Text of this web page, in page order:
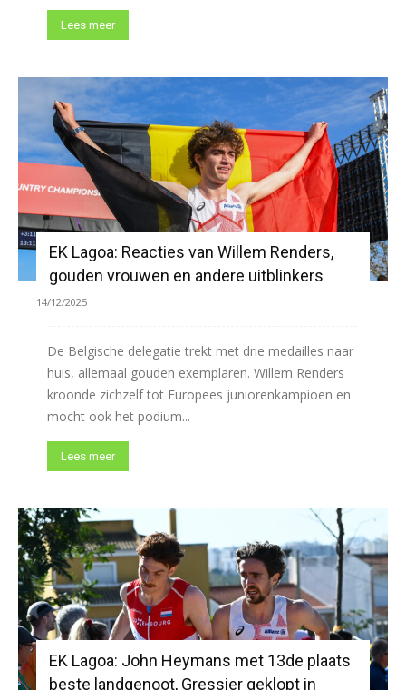
Lees meer
EK Lagoa: Reacties van Willem Renders,
gouden vrouwen en andere uitblinkers
14/12/2025
De Belgische delegatie trekt met drie medailles naar
huis, allemaal gouden exemplaren. Willem Renders
kroonde zichzelf tot Europees juniorenkampioen en
mocht ook het podium...
Lees meer
EK Lagoa: John Heymans met 13de plaats
beste landgenoot, Gressier geklopt in